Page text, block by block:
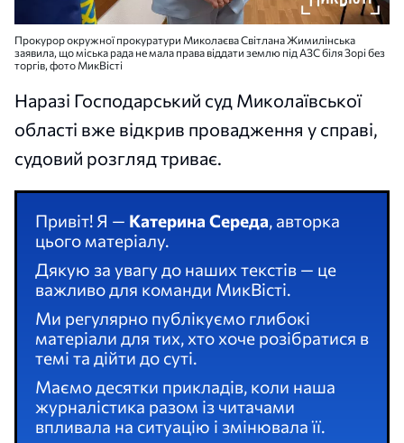
Прокурор окружної прокуратури Миколаєва Світлана Жимилінська
заявила, що міська рада не мала права віддати землю під АЗС біля Зорі без
торгів, фото МикВісті
Наразі Господарський суд Миколаївської
області вже відкрив провадження у справі,
судовий розгляд триває.
Привіт! Я — Катерина Середа, авторка
цього матеріалу.
Дякую за увагу до наших текстів — це
важливо для команди МикВісті.
Ми регулярно публікуємо глибокі
матеріали для тих, хто хоче розібратися в
темі та дійти до суті.
Маємо десятки прикладів, коли наша
журналістика разом із читачами
впливала на ситуацію і змінювала її.